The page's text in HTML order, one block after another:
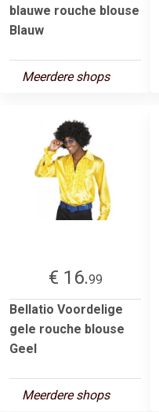
blauwe rouche blouse
Blauw
Meerdere shops
€ 16.99
Bellatio Voordelige
gele rouche blouse
Geel
Meerdere shops